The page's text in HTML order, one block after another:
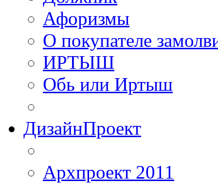
Афоризмы
О покупателе
ИРТЫШ
Обь или Иртыш
ДизайнПроект
Архпроект 2011